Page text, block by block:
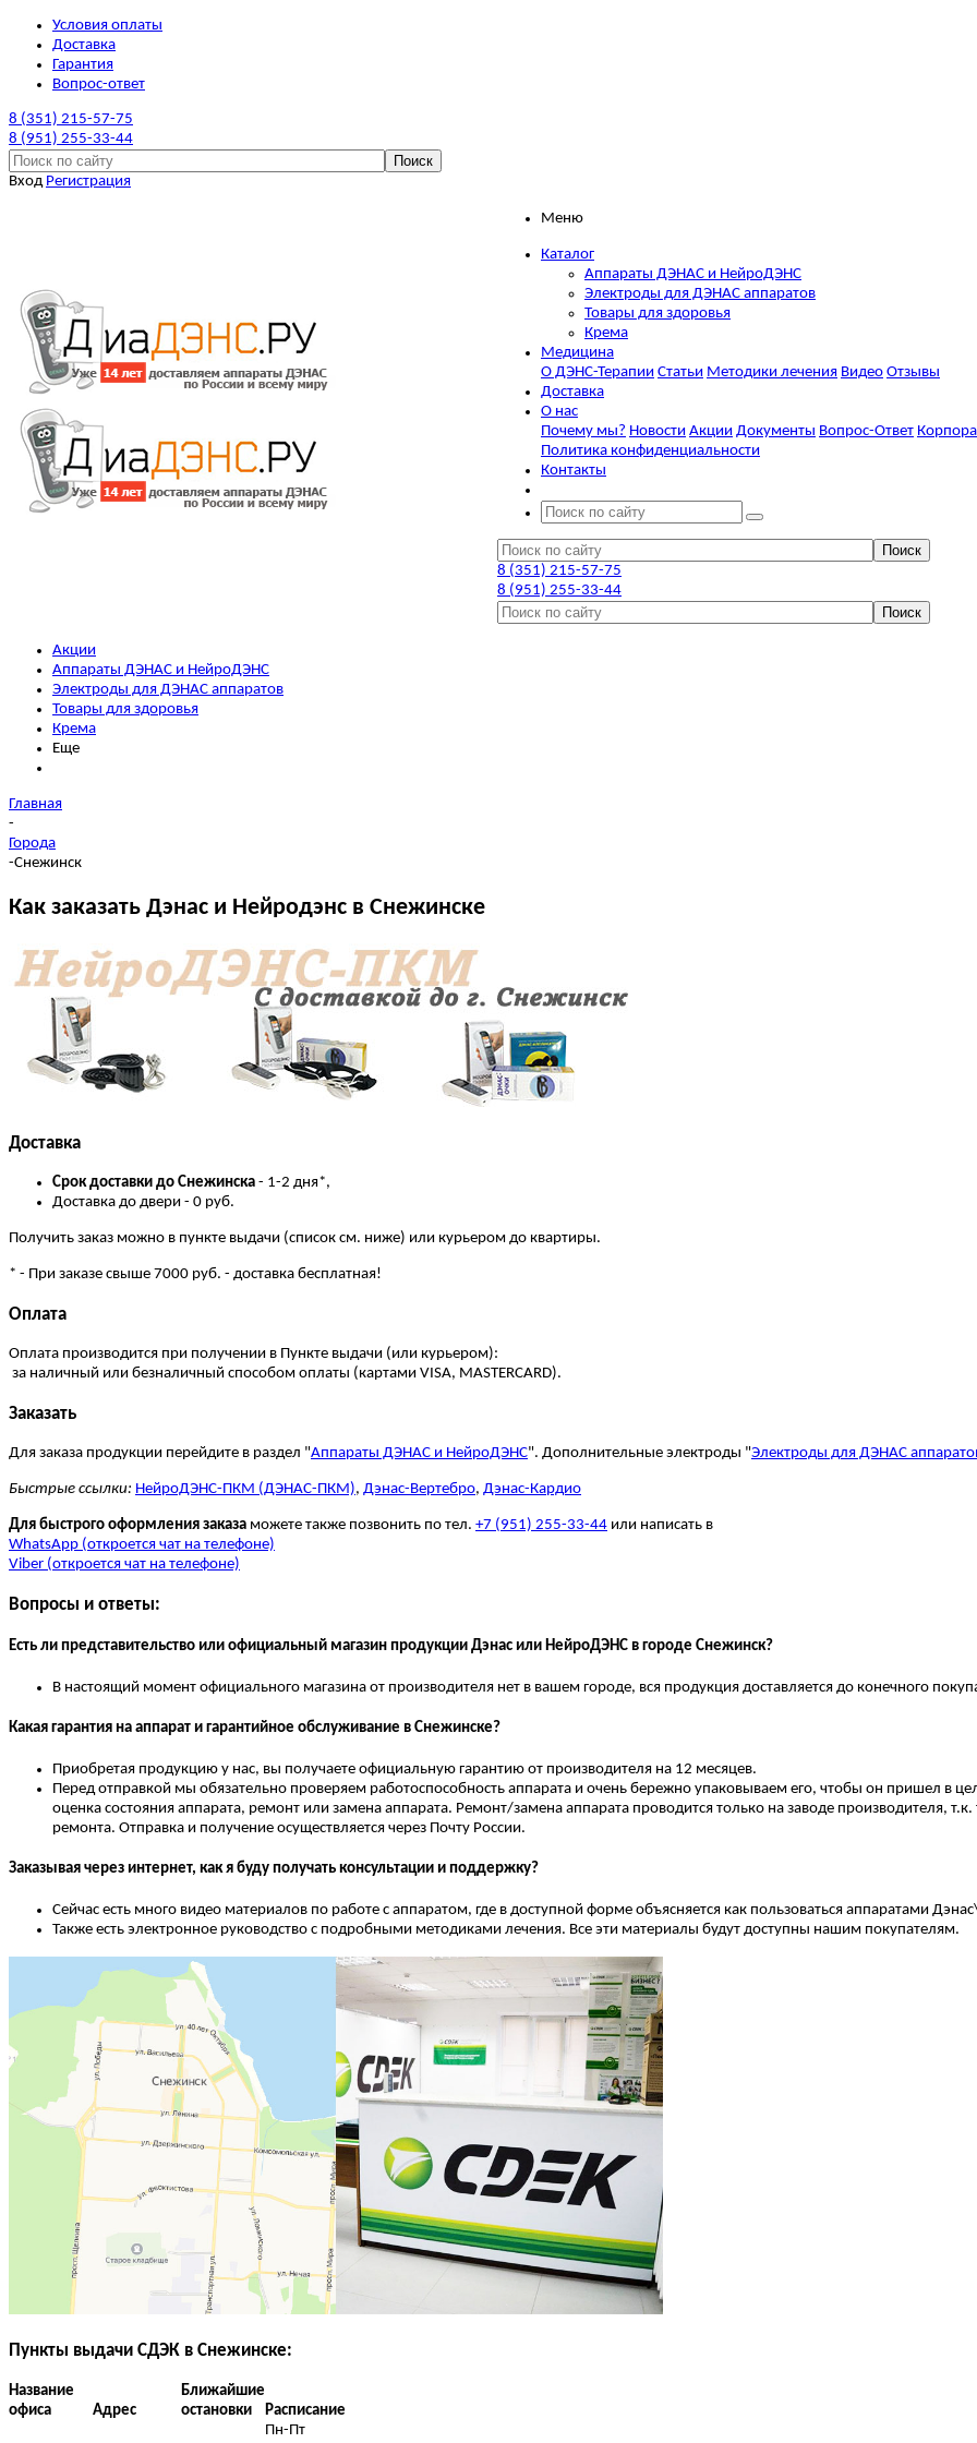
Условия оплаты
Доставка
Гарантия
Вопрос-ответ
8 (351) 215-57-75
8 (951) 255-33-44
Вход Регистрация
Меню
Каталог
Аппараты ДЭНАС и НейроДЭНС
Электроды для ДЭНАС аппаратов
Товары для здоровья
Крема
Медицина
О ДЭНС-Терапии Статьи Методики лечения Видео Отзывы
Доставка
О нас
Почему мы? Новости Акции Документы Вопрос-Ответ
Политика конфиденциальности
Контакты
8 (351) 215-57-75
8 (951) 255-33-44
Акции
Аппараты ДЭНАС и НейроДЭНС
Электроды для ДЭНАС аппаратов
Товары для здоровья
Крема
Еще
Главная
-
Города
-Снежинск
Как заказать Дэнас и Нейродэнс в Снежинске
Доставка
Cрок доставки до Снежинска - 1-2 дня*,
Доставка до двери - 0 руб.
Получить заказ можно в пункте выдачи (список см. ниже) или курьером до квартиры.
* - При заказе свыше 7000 руб. - доставка бесплатная!
Оплата
Оплата производится при получении в Пункте выдачи (или курьером):
за наличный или безналичный способом оплаты (картами VISA, MASTERCARD).
Заказать
Для заказа продукции перейдите в раздел "Аппараты ДЭНАС и НейроДЭНС". Дополнительные электроды "Электроды для ДЭНАС
Быстрые ссылки: НейроДЭНС-ПКМ (ДЭНАС-ПКМ), Дэнас-Вертебро, Дэнас-Кардио
Для быстрого оформления заказа можете также позвонить по тел. +7 (951) 255-33-44 или написать в
WhatsApp (откроется чат на телефоне)
Viber (откроется чат на телефоне)
Вопросы и ответы:
Есть ли представительство или официальный магазин продукции Дэнас или НейроДЭНС в городе Снежинск?
В настоящий момент официального магазина от производителя нет в вашем городе, вся продукция доставляется до конечного
Какая гарантия на аппарат и гарантийное обслуживание в Снежинске?
Приобретая продукцию у нас, вы получаете официальную гарантию от производителя на 12 месяцев.
Перед отправкой мы обязательно проверяем работоспособность аппарата и очень бережно упаковываем его, чтобы он пришел в
оценка состояния аппарата, ремонт или замена аппарата. Ремонт/замена аппарата проводится только на заводе производителя,
ремонта. Отправка и получение осуществляется через Почту России.
Заказывая через интернет, как я буду получать консультации и поддержку?
Сейчас есть много видео материалов по работе с аппаратом, где в доступной форме объясняется как пользоваться аппаратами
Также есть электронное руководство с подробными методиками лечения. Все эти материалы будут доступны нашим покупателям.
Пункты выдачи СДЭК в Снежинске:
Название
офиса
Адрес
Ближайшие
остановки
Расписание
Пн-Пт